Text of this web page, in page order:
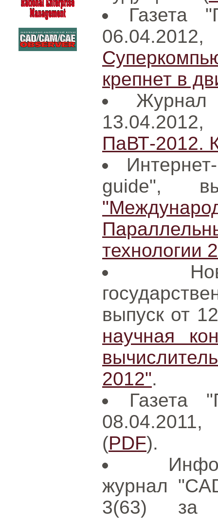
Газета
крепнет в
ПаВТ-2012.
guide",
технологии
выпуск от
научная
2012".
Газета
(PDF).
журнал
3(63) за